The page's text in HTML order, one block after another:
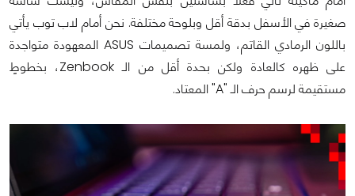
صغيرة في الأسفل بدقة أقل وبلوحة مختلفة. نحن أمام لاب توب يأتي
باللون الرمادي القاتم، ولمسة تصميمات ASUS المعهودة متواجدة
على ظهره كالعادة ولكن بحدة أقل من الـ Zenbook، بخطوطٍ
مستقيمة لرسم حرف الـ "A" المعتاد.